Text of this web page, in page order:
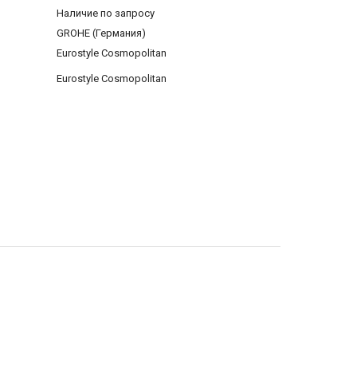
Наличие по запросу
GROHE (Германия)
Eurostyle Cosmopolitan
Eurostyle Cosmopolitan